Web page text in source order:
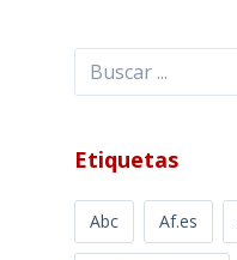
Buscar
Etiquetas
Abc Af.es